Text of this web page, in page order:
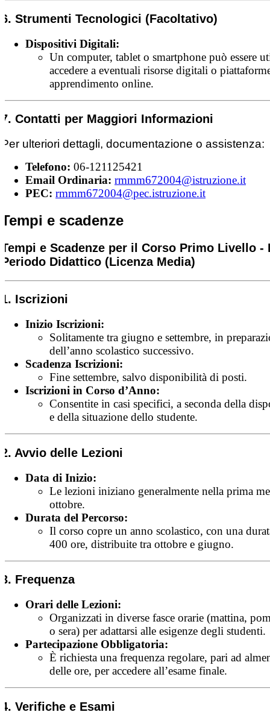
6. Strumenti Tecnologici (Facoltativo)
Dispositivi Digitali:
Un computer, tablet o smartphone può essere
accedere a eventuali risorse digitali o
apprendimento online.
7. Contatti per Maggiori Informazioni
Per ulteriori dettagli, documentazione o assistenza:
Telefono: 06-121125421
Email Ordinaria: rmmm672004@istruzione.it
PEC: rmmm672004@pec.istruzione.it
Tempi e scadenze
Tempi e Scadenze per il Corso Primo Livello -
Periodo Didattico (Licenza Media)
1. Iscrizioni
Inizio Iscrizioni:
Solitamente tra giugno e settembre, in
dell’anno scolastico successivo.
Scadenza Iscrizioni:
Fine settembre, salvo disponibilità di posti.
Iscrizioni in Corso d’Anno:
Consentite in casi specifici, a seconda della
e della situazione dello studente.
2. Avvio delle Lezioni
Data di Inizio:
Le lezioni iniziano generalmente nella prima
ottobre.
Durata del Percorso:
Il corso copre un anno scolastico, con una
400 ore, distribuite tra ottobre e giugno.
3. Frequenza
Orari delle Lezioni:
Organizzati in diverse fasce orarie (mattina,
o sera) per adattarsi alle esigenze degli studenti.
Partecipazione Obbligatoria:
È richiesta una frequenza regolare, pari ad
delle ore, per accedere all’esame finale.
4. Verifiche e Esami